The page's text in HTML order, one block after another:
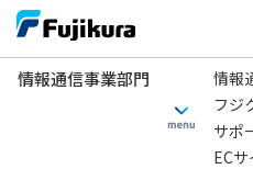
Skip
content
情報通信事業部門
情報
フジ
サポ
EC
セミナー・イベン